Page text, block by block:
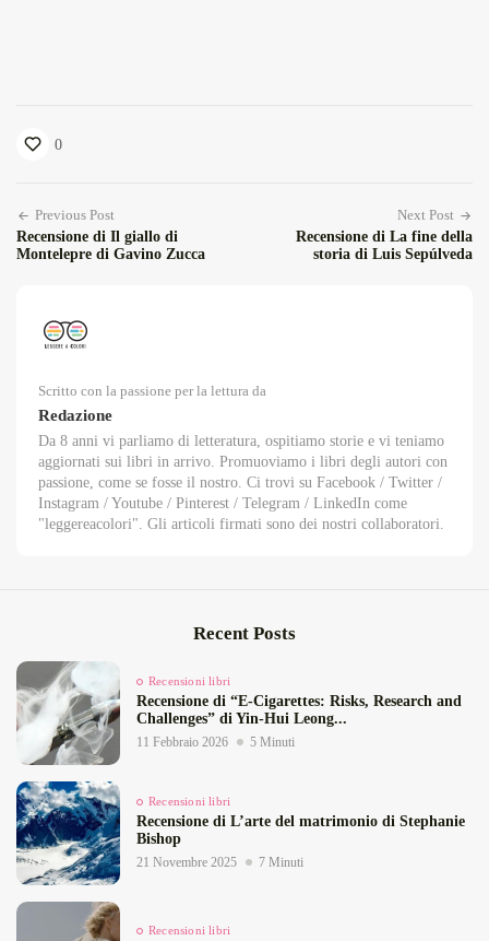
0
Previous Post
Recensione di Il giallo di
Montelepre di Gavino Zucca
Next Post
Recensione di La fine della
storia di Luis Sepúlveda
Scritto con la passione per la lettura da
Redazione
Da 8 anni vi parliamo di letteratura, ospitiamo storie e vi teniamo
aggiornati sui libri in arrivo. Promuoviamo i libri degli autori con
passione, come se fosse il nostro. Ci trovi su Facebook / Twitter /
Instagram / Youtube / Pinterest / Telegram / LinkedIn come
"leggereacolori". Gli articoli firmati sono dei nostri collaboratori.
Recent Posts
Recensioni libri
Recensione di “E‑Cigarettes: Risks, Research and
Challenges” di Yin‑Hui Leong...
11 Febbraio 2026 5 Minuti
Recensioni libri
Recensione di L’arte del matrimonio di Stephanie
Bishop
21 Novembre 2025 7 Minuti
Recensioni libri